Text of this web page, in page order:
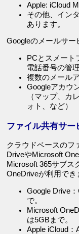
Apple: iCloud
その他、イン
あります。
Googleのメールサ
PCとスメート
電話番号の管
複数のメール
Googleアカウ
（マップ、カ
ォト、など）
ファイル共有サー
クラウドベースのフ
DriveやMicrosoft
Microsoft 365サブス
OneDriveが利用でき
Google Drive
で。
Microsoft
は5GBまで。
Apple iCloud